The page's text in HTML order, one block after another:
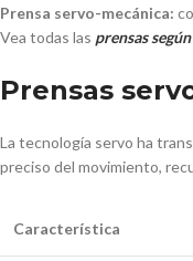
Prensa servo-mecánica:
Vea todas las prensas
Prensas
La tecnología servo ha
preciso del movimiento,
Característica